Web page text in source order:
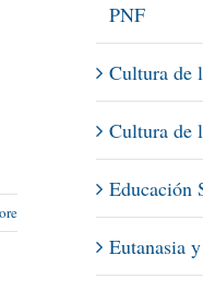
PNF
Cultura de
Cultura de
Educación
Eutanasia